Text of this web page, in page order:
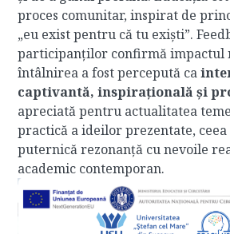
proces comunitar, inspirat de
„eu exist pentru că tu exiști”.
participanților confirmă impactul
întâlnirea a fost percepută ca
captivantă, inspirațională și
apreciată pentru actualitatea
practică a ideilor prezentate, ceea
puternică rezonanță cu nevoile
academic contemporan.